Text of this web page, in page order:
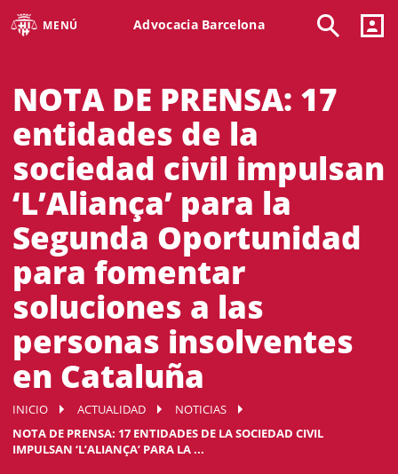
MENÚ Advocacia Barcelona
NOTA DE PRENSA: 17
entidades de la
sociedad civil impulsan
‘L’Aliança’ para la
Segunda Oportunidad
para fomentar
soluciones a las
personas insolventes
en Cataluña
INICIO ACTUALIDAD
NOTICIAS
NOTA DE PRENSA: 17 ENTIDADES DE LA SOCIEDAD CIVIL
IMPULSAN ‘L’ALIANÇA’ PARA LA ...